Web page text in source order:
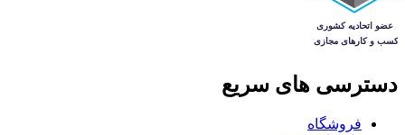
دسترسی های سریع
فروشگاه